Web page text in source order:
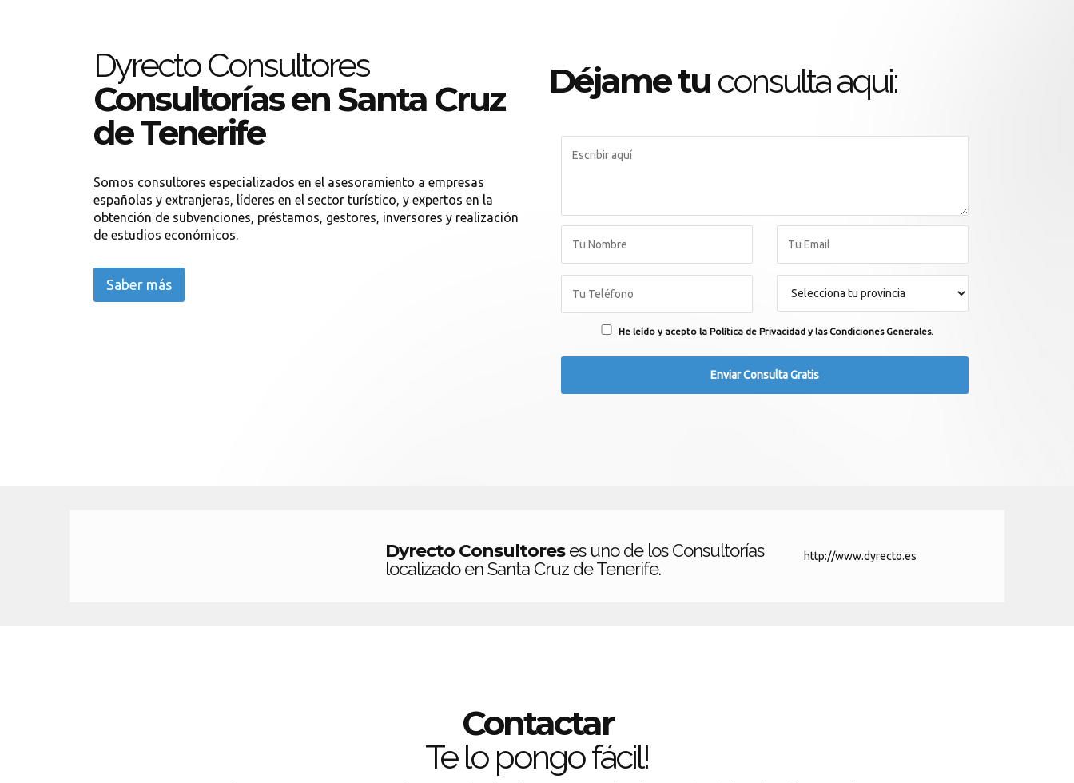
Dyrecto Consultores
Consultorías en Santa Cruz
de Tenerife
Somos consultores especializados en el asesoramiento a empresas
españolas y extranjeras, líderes en el sector turístico, y expertos en la
obtención de subvenciones, préstamos, gestores, inversores y realización
de estudios económicos.
Saber más
Déjame tu consulta aqui:
He leído y acepto la Política de Privacidad y las Condiciones Generales.
Dyrecto Consultoreses uno de los Consultorías
localizado en Santa Cruz de Tenerife.
http://www.dyrecto.es
Contactar
Te lo pongo fácil!